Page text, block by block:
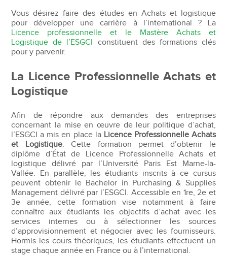
Vous désirez faire des études en Achats et logistique
pour développer une carrière à l’international ? La
Licence professionnelle et le Mastère Achats et
Logistique de l’ESGCI constituent des formations clés
pour y parvenir.
La Licence Professionnelle Achats et
Logistique
Afin de répondre aux demandes des entreprises
concernant la mise en œuvre de leur politique d’achat,
l’ESGCI a mis en place la Licence Professionnelle Achats
et Logistique. Cette formation permet d’obtenir le
diplôme d’État de Licence Professionnelle Achats et
logistique délivré par l’Université Paris Est Marne-la-
Vallée. En parallèle, les étudiants inscrits à ce cursus
peuvent obtenir le Bachelor in Purchasing & Supplies
Management délivré par l’ESGCI. Accessible en 1re, 2e et
3e année, cette formation vise notamment à faire
connaître aux étudiants les objectifs d’achat avec les
services internes ou à sélectionner les sources
d’approvisionnement et négocier avec les fournisseurs.
Hormis les cours théoriques, les étudiants effectuent un
stage chaque année en France ou à l’international.